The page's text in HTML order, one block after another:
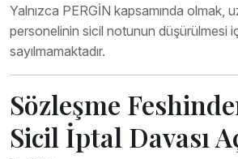
Yalnızca PERGİN kapsamında olmak,
personelinin sicil notunun düşürülmesi
sayılmamaktadır.
Sözleşme
Sicil İptal Davası